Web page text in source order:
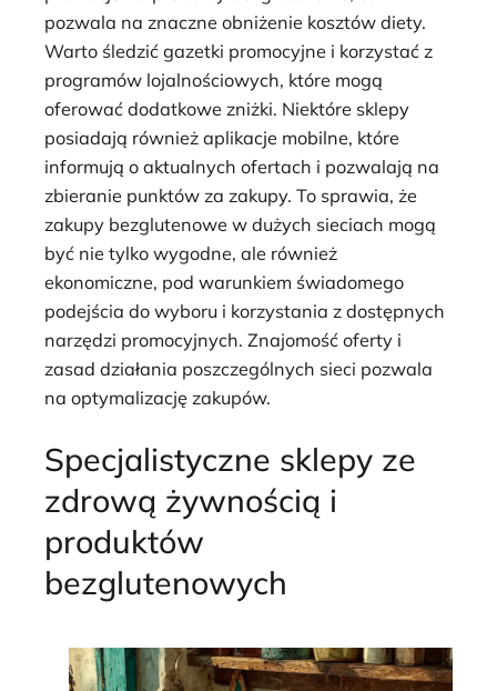
pozwala na znaczne obniżenie kosztów diety.
Warto śledzić gazetki promocyjne i korzystać z
programów lojalnościowych, które mogą
oferować dodatkowe zniżki. Niektóre sklepy
posiadają również aplikacje mobilne, które
informują o aktualnych ofertach i pozwalają na
zbieranie punktów za zakupy. To sprawia, że
zakupy bezglutenowe w dużych sieciach mogą
być nie tylko wygodne, ale również
ekonomiczne, pod warunkiem świadomego
podejścia do wyboru i korzystania z dostępnych
narzędzi promocyjnych. Znajomość oferty i
zasad działania poszczególnych sieci pozwala
na optymalizację zakupów.
Specjalistyczne sklepy ze
zdrową żywnością i
produktów
bezglutenowych